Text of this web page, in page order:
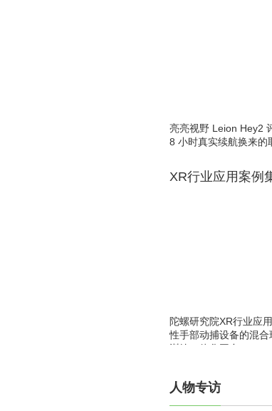
亮亮视野 Leion Hey2
8 小时真实续航换来的
XR行业应用案例
陀螺研究院XR行业应
性手部动捕设备的混
训练一体化平台
人物专访